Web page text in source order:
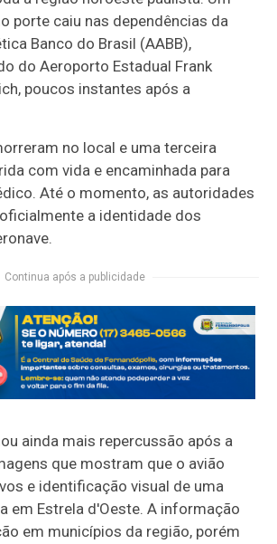
porte caiu nas dependências da
Banco do Brasil (AABB),
do Aeroporto Estadual Frank
poucos instantes após a
no local e uma terceira
com vida e encaminhada para
Até o momento, as autoridades
a identidade dos
Continua após a publicidade
ainda mais repercussão após a
que mostram que o avião
e identificação visual de uma
em Estrela d'Oeste. A informação
em municípios da região, porém